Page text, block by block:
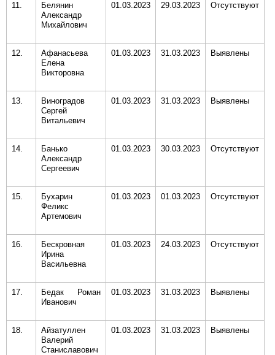
11.
Белянин
Александр
Михайлович
01.03.2023 29.03.2023 Отсутствуют
12.
Афанасьева
Елена
Викторовна
01.03.2023 31.03.2023 Выявлены
13.
Виноградов
Сергей
Витальевич
01.03.2023 31.03.2023 Выявлены
14.
Банько
Александр
Сергеевич
01.03.2023 30.03.2023 Отсутствуют
15.
Бухарин
Феликс
Артемович
01.03.2023 01.03.2023 Отсутствуют
16.
Бескровная
Ирина
Васильевна
01.03.2023 24.03.2023 Отсутствуют
17.
Бедак Роман
Иванович
01.03.2023 31.03.2023 Выявлены
18.
Айзатуллен
Валерий
Станиславович
01.03.2023 31.03.2023 Выявлены